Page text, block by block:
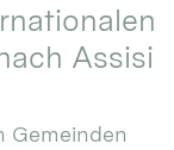
Assisi
Gemeinden